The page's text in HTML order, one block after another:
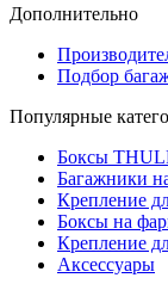
Дополнительно
Подбор
Популярные
Боксы
Багажники
Крепление
Боксы на
Крепление
Аксессуары